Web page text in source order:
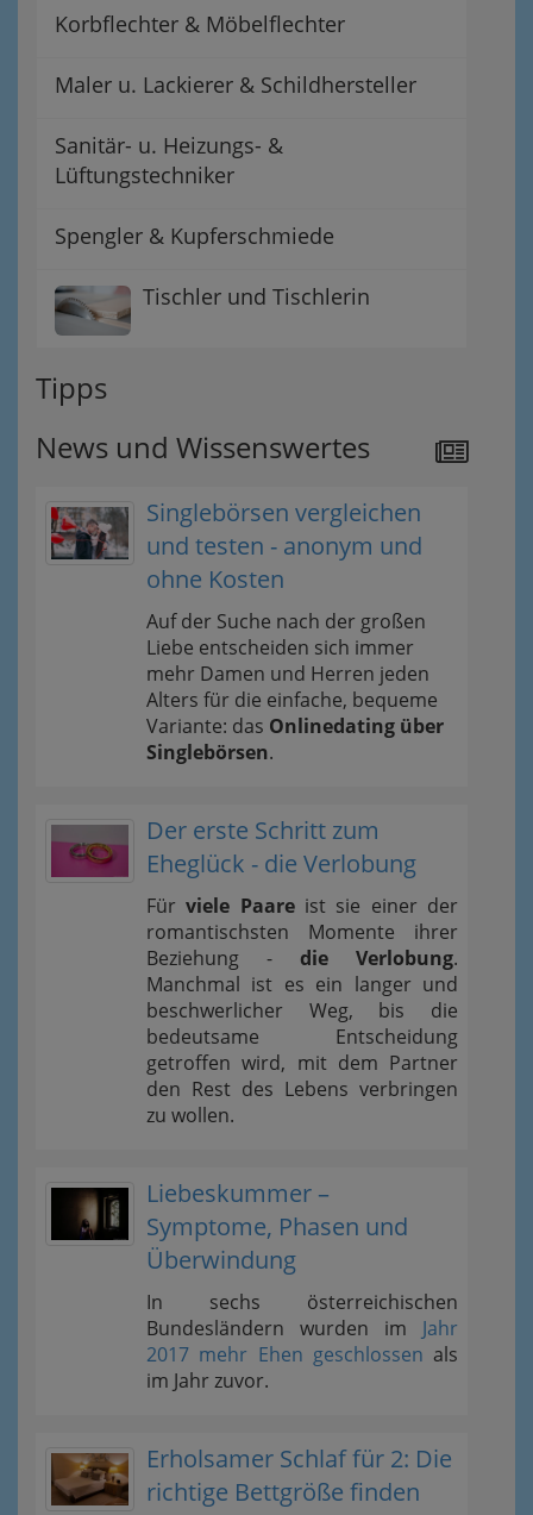
Korbflechter & Möbelflechter
Maler u. Lackierer & Schildhersteller
Sanitär- u. Heizungs- &
Lüftungstechniker
Spengler & Kupferschmiede
Tischler und Tischlerin
Tipps
News und Wissenswertes
Singlebörsen vergleichen
und testen - anonym und
ohne Kosten
Auf der Suche nach der großen
Liebe entscheiden sich immer
mehr Damen und Herren jeden
Alters für die einfache, bequeme
Variante: das Onlinedating über
Singlebörsen.
Der erste Schritt zum
Eheglück - die Verlobung
Fürviele Paareist sie einer der
romantischsten Momente ihrer
Beziehung - die Verlobung.
Manchmal ist es ein langer und
beschwerlicher Weg, bis die
bedeutsame Entscheidung
getroffen wird, mit dem Partner
den Rest des Lebens verbringen
zu wollen.
Liebeskummer –
Symptome, Phasen und
Überwindung
In sechs österreichischen
Bundesländern wurden im Jahr
2017 mehr Ehen geschlossen als
im Jahr zuvor.
Erholsamer Schlaf für 2: Die
richtige Bettgröße finden